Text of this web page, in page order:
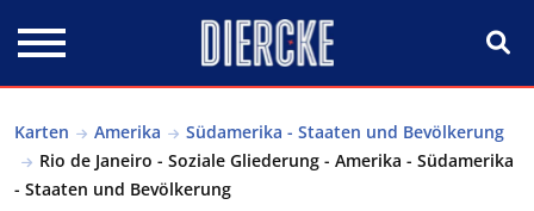
Karten Amerika
Südamerika - Staaten und Bevölkerung
Rio de Janeiro - Soziale Gliederung - Amerika - Südamerika
- Staaten und Bevölkerung